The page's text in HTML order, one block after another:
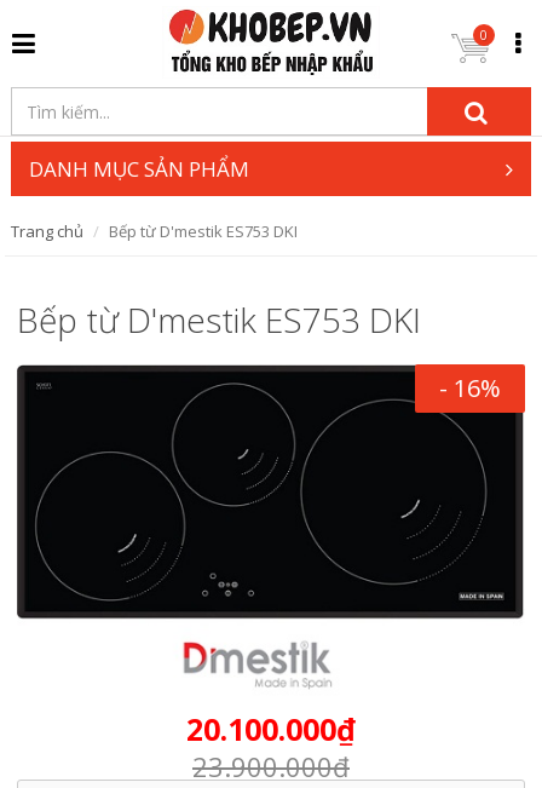
0
DANH MỤC SẢN PHẨM
Trang chủ Bếp từ D'mestik ES753 DKI
Bếp từ D'mestik ES753 DKI
- 16%
20.100.000₫
23.900.000₫